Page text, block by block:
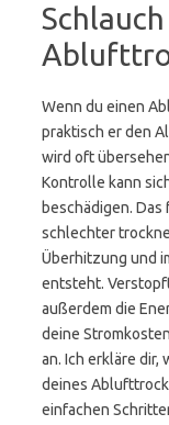
Wenn du einen
praktisch er den
wird oft
Kontrolle kann
beschädigen.
schlechter
Überhitzung und
entsteht.
außerdem die
deine
an. Ich erkläre dir,
deines
einfachen